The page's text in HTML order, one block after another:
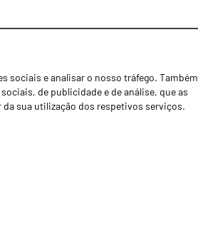
sociais e analisar o nosso tráfego. Também
de publicidade e de análise, que as
sua utilização dos respetivos serviços.